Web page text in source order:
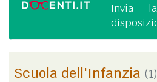
Invia
Scuola dell'Infanzia (1)